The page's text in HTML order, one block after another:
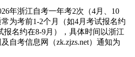
年浙江自考一年考2次（4月、10
为考前1-2个月（如4月考试报名约
报名约在8-9月），具体时间以浙江
自考信息网（zk.zjzs.net）通知为